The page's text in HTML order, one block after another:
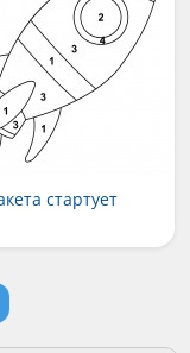
стартует